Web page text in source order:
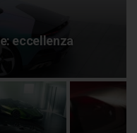
eccellenza